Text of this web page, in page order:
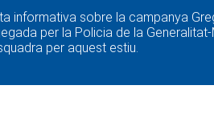
informativa sobre la campanya
per la Policia de la
per aquest estiu.